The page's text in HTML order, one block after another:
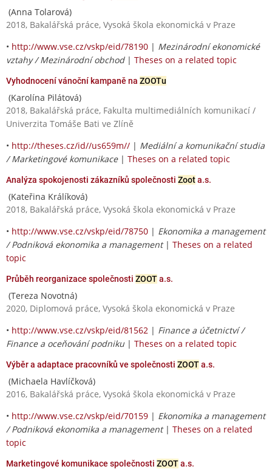
(Anna Tolarová)
2018, Bakalářská práce, Vysoká škola ekonomická v Praze
• http://www.vse.cz/vskp/eid/78190 | Mezinárodní ekonomické
vztahy / Mezinárodní obchod| Theses on a related topic
Vyhodnocení vánoční kampaně na ZOOTu
(Karolína Pilátová)
2018, Bakalářská práce, Fakulta multimediálních komunikací /
Univerzita Tomáše Bati ve Zlíně
• http://theses.cz/id//us659m// | Mediální a komunikační studia
/ Marketingové komunikace| Theses on a related topic
Analýza spokojenosti zákazníků společnosti Zoota.s.
(Kateřina Králíková)
2018, Bakalářská práce, Vysoká škola ekonomická v Praze
• http://www.vse.cz/vskp/eid/78750 | Ekonomika a management
/ Podniková ekonomika a management| Theses on a related
topic
Průběh reorganizace společnosti ZOOTa.s.
(Tereza Novotná)
2020, Diplomová práce, Vysoká škola ekonomická v Praze
• http://www.vse.cz/vskp/eid/81562 | Finance a účetnictví /
Finance a oceňování podniku | Theses on a related topic
Výběr a adaptace pracovníků ve společnosti ZOOTa.s.
(Michaela Havlíčková)
2016, Bakalářská práce, Vysoká škola ekonomická v Praze
• http://www.vse.cz/vskp/eid/70159 | Ekonomika a management
/ Podniková ekonomika a management| Theses on a related
topic
Marketingové komunikace společnosti ZOOTa.s.